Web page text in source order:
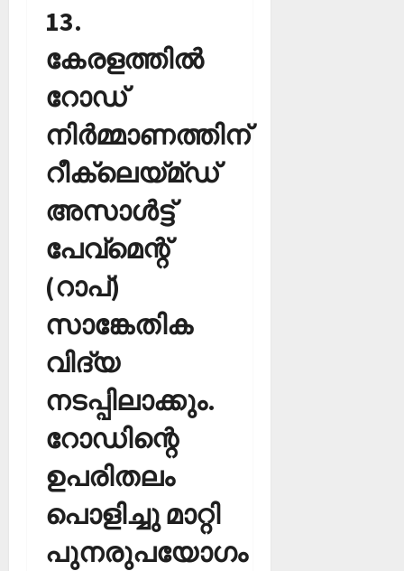
13.
കേരളത്തില്‍
റോഡ്
നിര്‍മ്മാണത്തിന്
റീക്ലെയ്മ്ഡ്
അസാള്‍ട്ട്
പേവ്‌മെന്റ്
(റാപ്)
സാങ്കേതിക
വിദ്യ
നടപ്പിലാക്കും.
റോഡിന്റെ
ഉപരിതലം
പൊളിച്ചു മാറ്റി
പുനരുപയോഗം